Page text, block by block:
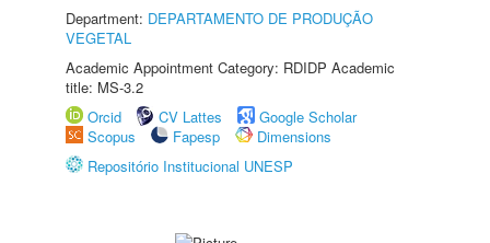
Department: DEPARTAMENTO DE PRODUÇÃO
VEGETAL
Academic Appointment Category: RDIDP Academic
title: MS-3.2
Orcid
CV Lattes
Google Scholar
Scopus
Fapesp
Dimensions
Repositório Institucional UNESP